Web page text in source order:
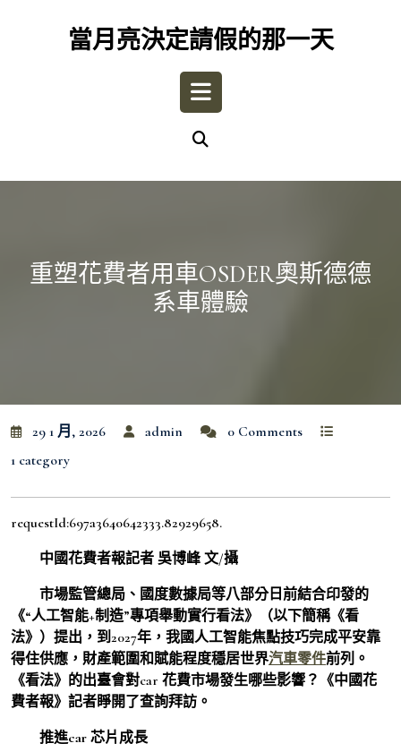
當月亮決定請假的那一天
Open
重塑花費者用車OSDER奧斯德德
系車體驗
29 1 月, 2026 admin
0 Comments
1 category
requestId:697a3640642333.82929658.
中國花費者報記者 吳博峰 文/攝
市場監管總局、國度數據局等八部分日前結合印發的
《“人工智能+制造”專項舉動實行看法》（以下簡稱《看
法》）提出，到2027年，我國人工智能焦點技巧完成平安靠
得住供應，財產範圍和賦能程度穩居世界汽車零件前列。
《看法》的出臺會對car 花費市場發生哪些影響？《中國花
費者報》記者睜開了查詢拜訪。
推進car 芯片成長